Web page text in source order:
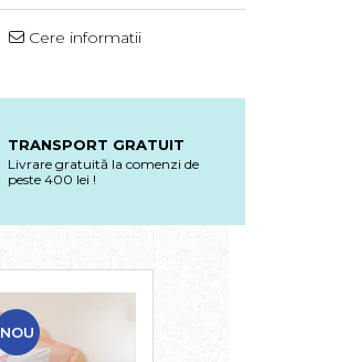
Cere informatii
TRANSPORT GRATUIT
Livrare gratuită la comenzi de
peste 400 lei !
NOU